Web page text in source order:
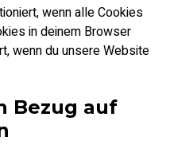
wenn alle Cookies
in deinem Browser
wenn du unsere Website
Bezug auf